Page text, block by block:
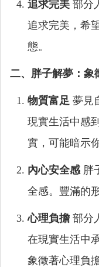
追求完美 部分
追求完美，希
態。
二、胖子解夢：象
物質富足 夢見
現實生活中感
實，可能暗示
內心安全感胖
全感。豐滿的
心理負擔 部分
在現實生活中
象徵著心理負擔